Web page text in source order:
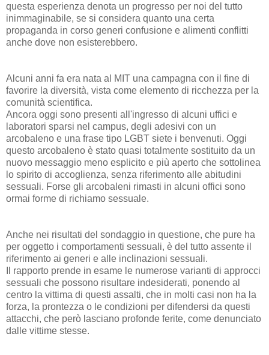
questa esperienza denota un progresso per noi del tutto
inimmaginabile, se si considera quanto una certa
propaganda in corso generi confusione e alimenti conflitti
anche dove non esisterebbero.
Alcuni anni fa era nata al MIT una campagna con il fine di
favorire la diversità, vista come elemento di ricchezza per la
comunità scientifica.
Ancora oggi sono presenti all'ingresso di alcuni uffici e
laboratori sparsi nel campus, degli adesivi con un
arcobaleno e una frase tipo LGBT siete i benvenuti. Oggi
questo arcobaleno è stato quasi totalmente sostituito da un
nuovo messaggio meno esplicito e più aperto che sottolinea
lo spirito di accoglienza, senza riferimento alle abitudini
sessuali. Forse gli arcobaleni rimasti in alcuni offici sono
ormai forme di richiamo sessuale.
Anche nei risultati del sondaggio in questione, che pure ha
per oggetto i comportamenti sessuali, è del tutto assente il
riferimento ai generi e alle inclinazioni sessuali.
Il rapporto prende in esame le numerose varianti di approcci
sessuali che possono risultare indesiderati, ponendo al
centro la vittima di questi assalti, che in molti casi non ha la
forza, la prontezza o le condizioni per difendersi da questi
attacchi, che però lasciano profonde ferite, come denunciato
dalle vittime stesse.